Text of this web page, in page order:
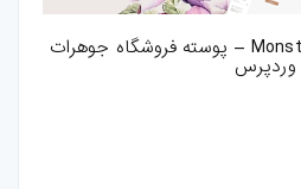
دانلود قالب ووکامرس Monsta – پوسته فروشگاه جوهرات
وردپرس